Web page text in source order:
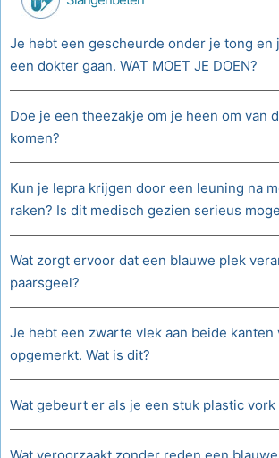
Je hebt een gescheurde onder je tong en
een dokter gaan. WAT MOET JE DOEN?
Doe je een theezakje om je heen om van
komen?
Kun je lepra krijgen door een leuning na
raken? Is dit medisch gezien serieus
Wat zorgt ervoor dat een blauwe plek
paarsgeel?
Je hebt een zwarte vlek aan beide kanten
opgemerkt. Wat is dit?
Wat gebeurt er als je een stuk plastic